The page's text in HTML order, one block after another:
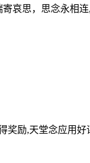
哀思，思念永相
奖励,天堂念应用